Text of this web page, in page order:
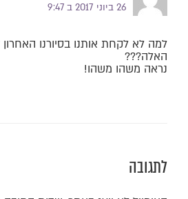
26 ביוני 2017 ב 9:47
למה לא לקחת אותנו בסיורנו
האלה???
נראה משהו משהו!
לתגובה